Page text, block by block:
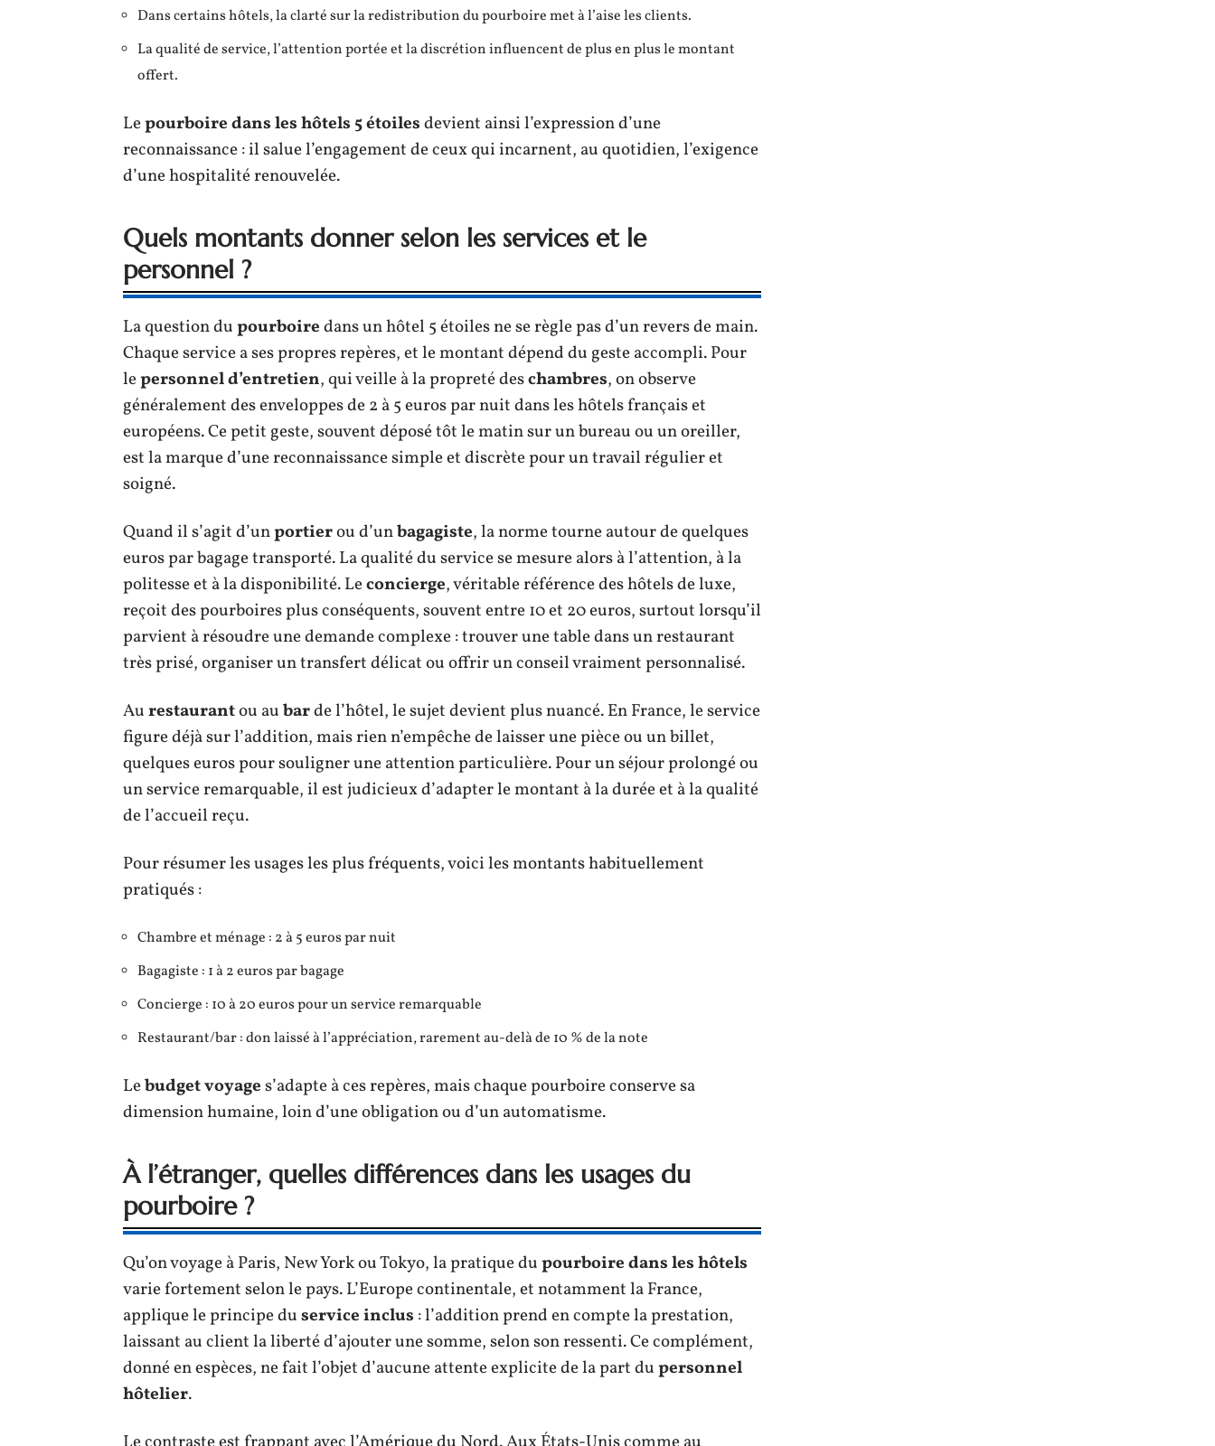
Dans certains hôtels, la clarté sur la redistribution du pourboire met à l’aise les clients.
La qualité de service, l’attention portée et la discrétion influencent de plus en plus le montant
offert.
Lepourboire dans les hôtels 5 étoilesdevient ainsi l’expression d’une
reconnaissance : il salue l’engagement de ceux qui incarnent, au quotidien, l’exigence
d’une hospitalité renouvelée.
Quels montants donner selon les services et le
personnel ?
La question dupourboiredans un hôtel 5 étoiles ne se règle pas d’un revers de main.
Chaque service a ses propres repères, et le montant dépend du geste accompli. Pour
lepersonnel d’entretien, qui veille à la propreté deschambres, on observe
généralement des enveloppes de 2 à 5 euros par nuit dans les hôtels français et
européens. Ce petit geste, souvent déposé tôt le matin sur un bureau ou un oreiller,
est la marque d’une reconnaissance simple et discrète pour un travail régulier et
soigné.
Quand il s’agit d’unportierou d’unbagagiste, la norme tourne autour de quelques
euros par bagage transporté. La qualité du service se mesure alors à l’attention, à la
politesse et à la disponibilité. Leconcierge, véritable référence des hôtels de luxe,
reçoit des pourboires plus conséquents, souvent entre 10 et 20 euros, surtout lorsqu’il
parvient à résoudre une demande complexe : trouver une table dans un restaurant
très prisé, organiser un transfert délicat ou offrir un conseil vraiment personnalisé.
Aurestaurantou aubarde l’hôtel, le sujet devient plus nuancé. En France, le service
figure déjà sur l’addition, mais rien n’empêche de laisser une pièce ou un billet,
quelques euros pour souligner une attention particulière. Pour un séjour prolongé ou
un service remarquable, il est judicieux d’adapter le montant à la durée et à la qualité
de l’accueil reçu.
Pour résumer les usages les plus fréquents, voici les montants habituellement
pratiqués :
Chambre et ménage : 2 à 5 euros par nuit
Bagagiste : 1 à 2 euros par bagage
Concierge : 10 à 20 euros pour un service remarquable
Restaurant/bar : don laissé à l’appréciation, rarement au-delà de 10 % de la note
Lebudget voyages’adapte à ces repères, mais chaque pourboire conserve sa
dimension humaine, loin d’une obligation ou d’un automatisme.
À l’étranger, quelles différences dans les usages du
pourboire ?
Qu’on voyage à Paris, New York ou Tokyo, la pratique dupourboire dans les hôtels
varie fortement selon le pays. L’Europe continentale, et notamment la France,
applique le principe duservice inclus : l’addition prend en compte la prestation,
laissant au client la liberté d’ajouter une somme, selon son ressenti. Ce complément,
donné en espèces, ne fait l’objet d’aucune attente explicite de la part dupersonnel
hôtelier.